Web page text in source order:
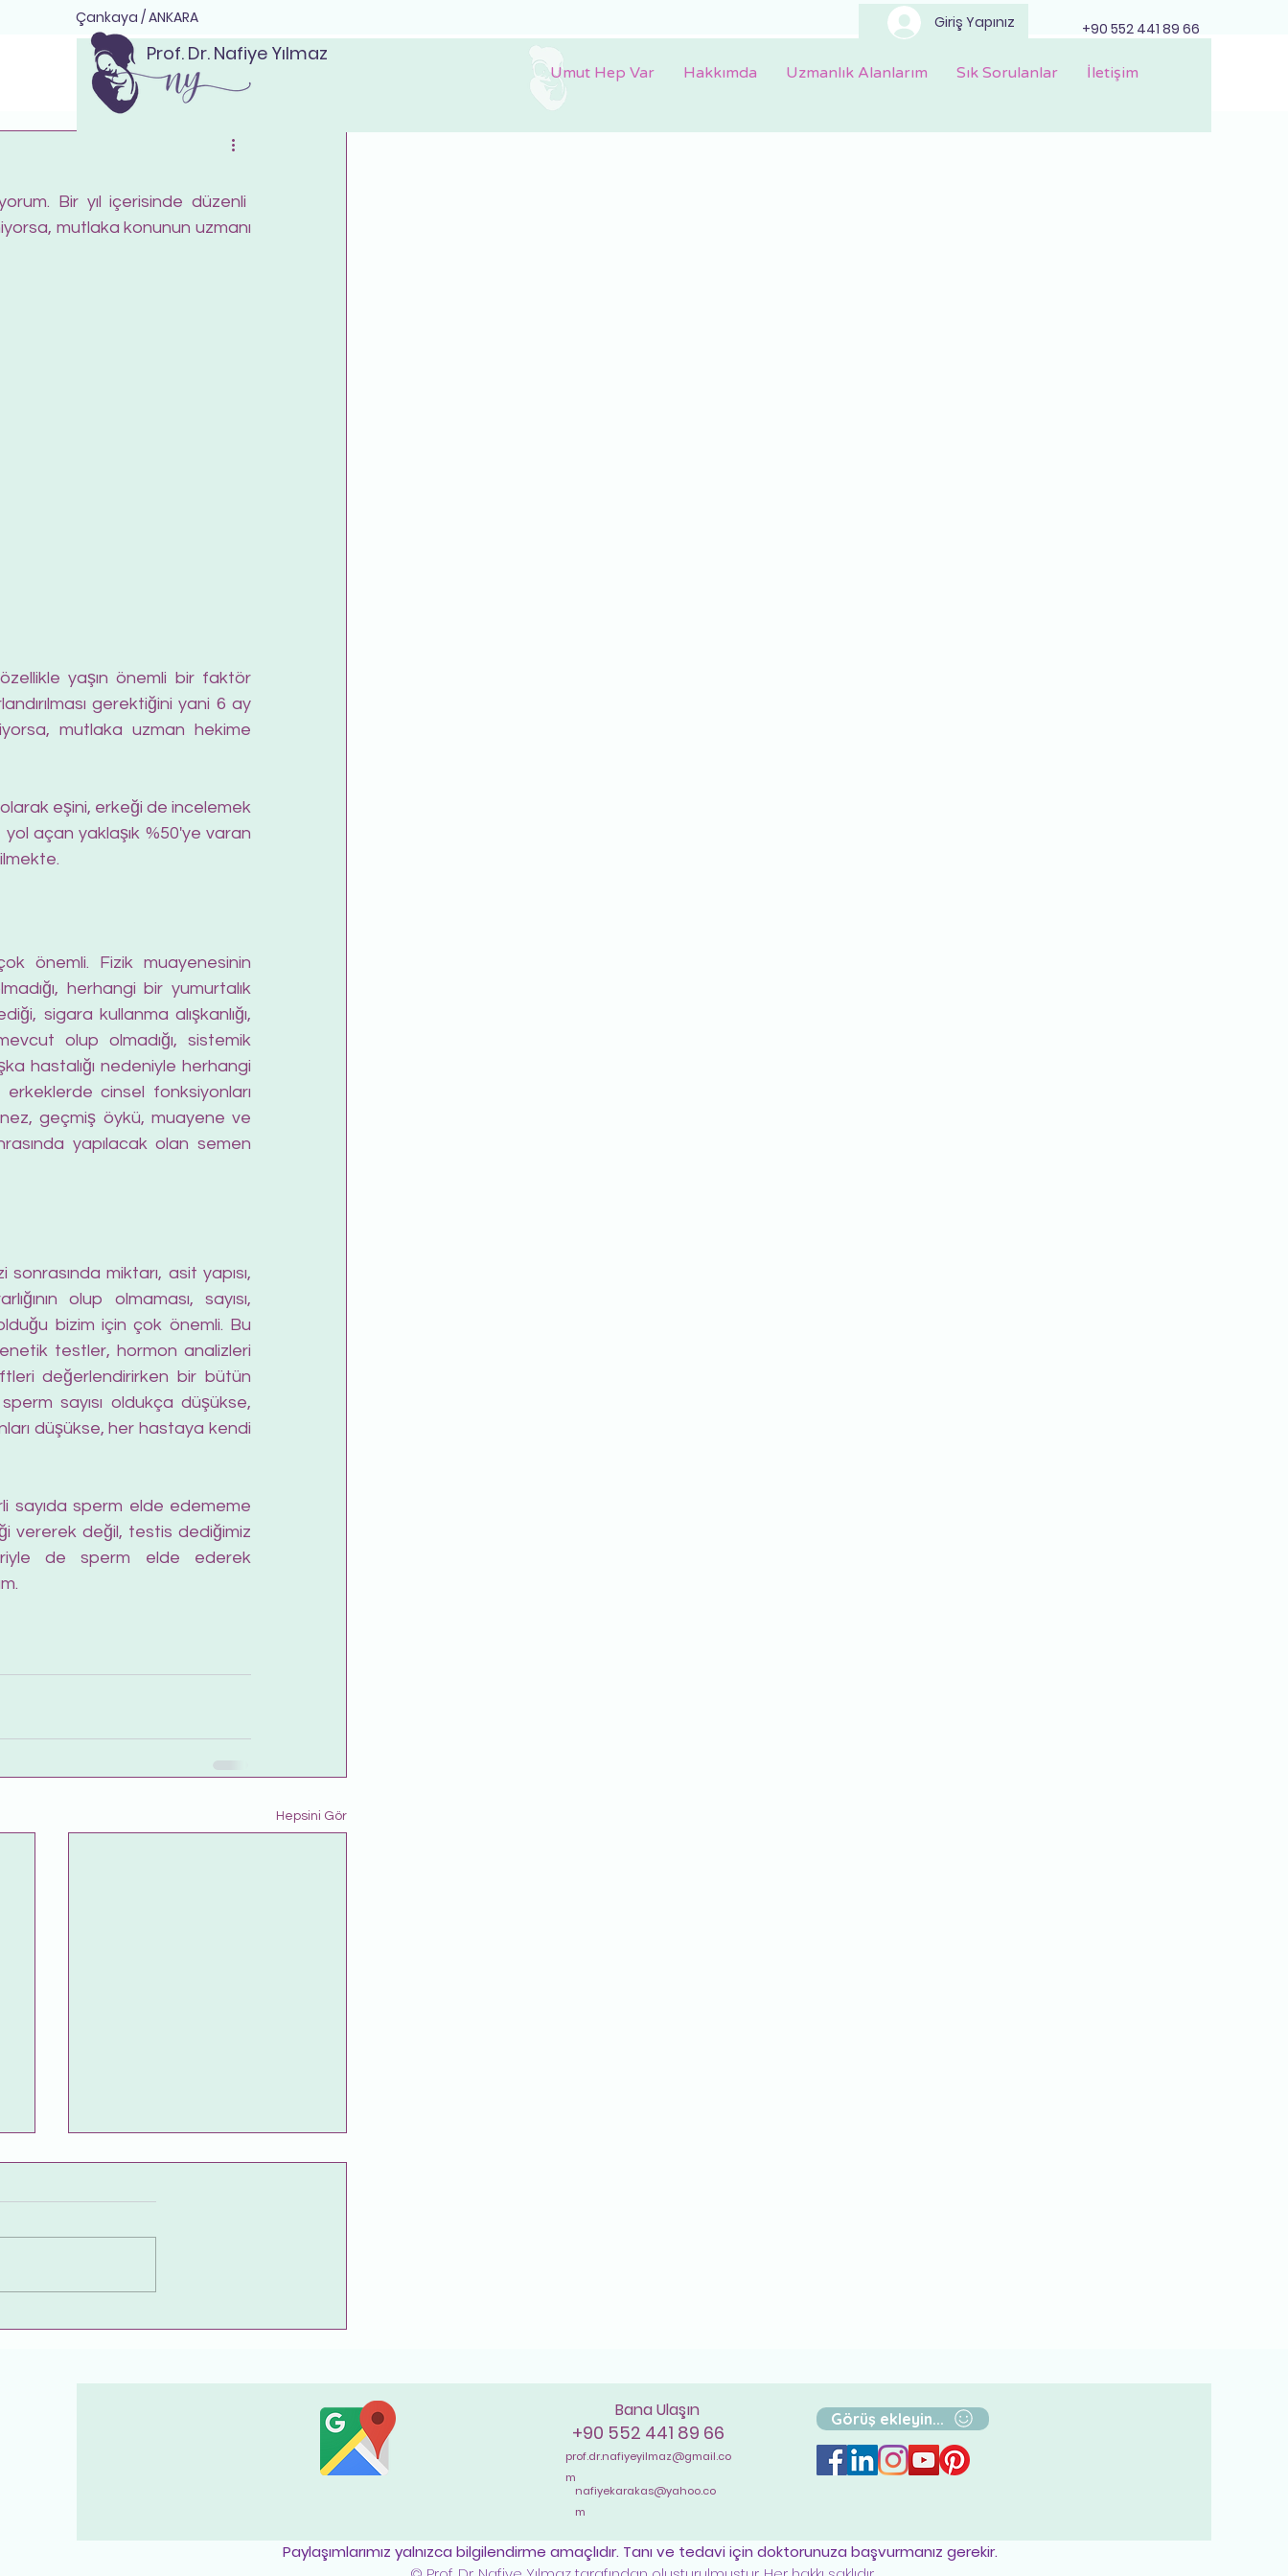
Çankaya / ANKARA
+90 552 441 89 66
Giriş Yapınız
Prof. Dr. Nafiye Yılmaz
Umut Hep Var Hakkımda Uzmanlık Alanlarım Sık Sorulanlar İletişim
mutlaka konunun uzmanı
yaşın önemli bir faktör
gerektiğini yani 6 ay
mutlaka uzman hekime
eşini, erkeği de incelemek
açan yaklaşık %50'ye varan
önemli. Fizik muayenesinin
herhangi bir yumurtalık
sigara kullanma alışkanlığı,
olup olmadığı, sistemik
hastalığı nedeniyle herhangi
cinsel fonksiyonları
geçmiş öykü, muayene ve
yapılacak olan semen
miktarı, asit yapısı,
olup olmaması, sayısı,
bizim için çok önemli. Bu
testler, hormon analizleri
değerlendirirken bir bütün
sayısı oldukça düşükse,
düşükse, her hastaya kendi
sayıda sperm elde edememe
vererek değil, testis dediğimiz
de sperm elde ederek
Hepsini Gör
Bana Ulaşın
+90 552 441 89 66
nafiyekarakas@yahoo.co
m
prof.dr.nafiyeyilmaz@gmail.co
m
Görüş ekleyin...
Paylaşımlarımız yalnızca bilgilendirme amaçlıdır. Tanı ve tedavi için doktorunuza başvurmanız gerekir.